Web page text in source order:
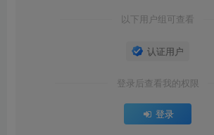
以下用户组可查看
认证用户
登录后查看我的权限
登录